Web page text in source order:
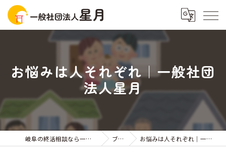
お悩みは人それぞれ｜一般社団
法人星月
岐阜の終活相談なら一般社団法人星月 ブログ お悩みは人それぞれ｜一般社団法人星月